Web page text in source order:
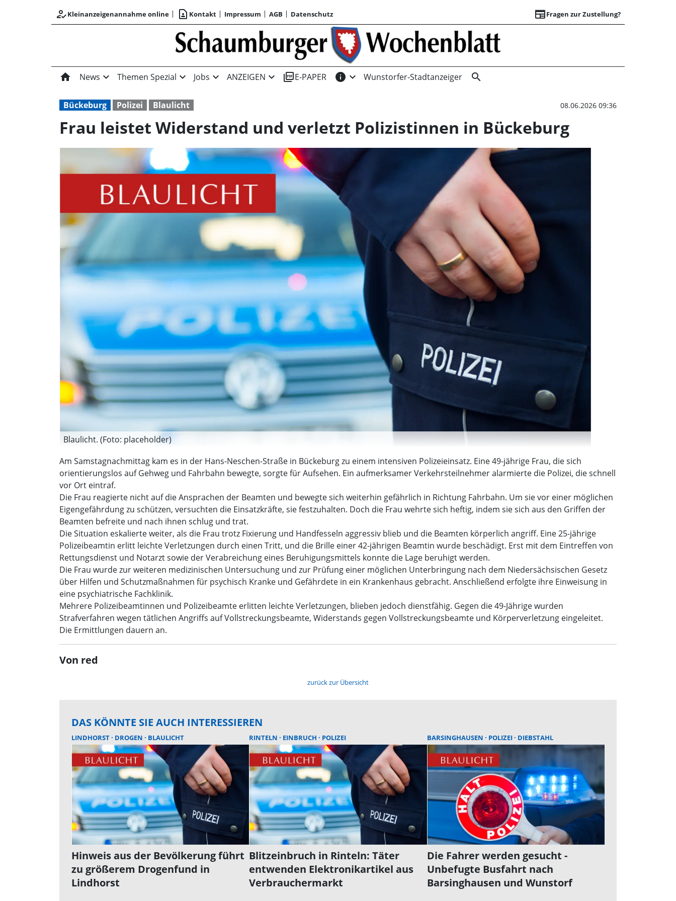
how_to_regKleinanzeigenannahme online contact_page Kontakt Impressum AGB Datenschutz newspaperFragen zur Zustellung?
Frau leistet
home News expand_more Themen Spezial expand_more Jobs expand_more ANZEIGEN expand_more picture_as_pdfE-PAPER info expand_more Wunstorfer-Stadtanzeiger search
Bückeburg Polizei Blaulicht 08.06.2026 09:36
Frau leistet Widerstand und verletzt Polizistinnen in Bückeburg
Blaulicht. (Foto: placeholder)
Am Samstagnachmittag kam es in der Hans-Neschen-Straße in Bückeburg zu einem intensiven Polizeieinsatz. Eine 49-jährige Frau, die sich
orientierungslos auf Gehweg und Fahrbahn bewegte, sorgte für Aufsehen. Ein aufmerksamer Verkehrsteilnehmer alarmierte die Polizei, die schnell
vor Ort eintraf.
Die Frau reagierte nicht auf die Ansprachen der Beamten und bewegte sich weiterhin gefährlich in Richtung Fahrbahn. Um sie vor einer möglichen
Eigengefährdung zu schützen, versuchten die Einsatzkräfte, sie festzuhalten. Doch die Frau wehrte sich heftig, indem sie sich aus den Griffen der
Beamten befreite und nach ihnen schlug und trat.
Die Situation eskalierte weiter, als die Frau trotz Fixierung und Handfesseln aggressiv blieb und die Beamten körperlich angriff. Eine 25-jährige
Polizeibeamtin erlitt leichte Verletzungen durch einen Tritt, und die Brille einer 42-jährigen Beamtin wurde beschädigt. Erst mit dem Eintreffen von
Rettungsdienst und Notarzt sowie der Verabreichung eines Beruhigungsmittels konnte die Lage beruhigt werden.
Die Frau wurde zur weiteren medizinischen Untersuchung und zur Prüfung einer möglichen Unterbringung nach dem Niedersächsischen Gesetz
über Hilfen und Schutzmaßnahmen für psychisch Kranke und Gefährdete in ein Krankenhaus gebracht. Anschließend erfolgte ihre Einweisung in
eine psychiatrische Fachklinik.
Mehrere Polizeibeamtinnen und Polizeibeamte erlitten leichte Verletzungen, blieben jedoch dienstfähig. Gegen die 49-Jährige wurden
Strafverfahren wegen tätlichen Angriffs auf Vollstreckungsbeamte, Widerstands gegen Vollstreckungsbeamte und Körperverletzung eingeleitet.
Die Ermittlungen dauern an.
Von red
zurück zur Übersicht
DAS KÖNNTE SIE AUCH INTERESSIEREN
LINDHORST DROGEN BLAULICHT
Hinweis aus der Bevölkerung führt
zu größerem Drogenfund in
Lindhorst
RINTELN EINBRUCH POLIZEI
Blitzeinbruch in Rinteln: Täter
entwenden Elektronikartikel aus
Verbrauchermarkt
BARSINGHAUSEN POLIZEI DIEBSTAHL
Die Fahrer werden gesucht -
Unbefugte Busfahrt nach
Barsinghausen und Wunstorf